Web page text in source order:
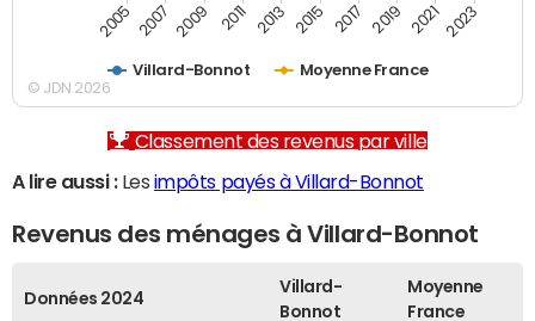
Villard-Bonnot Moyenne France
2005 2007 2009 2011 2013 2015 2017 2019 2021 2023
© JDN 2026
Classement des revenus par ville
A lire aussi :Les impôts payés à Villard-Bonnot
Revenus des ménages à Villard-Bonnot
Données 2024
Villard-
Bonnot
Moyenne
France